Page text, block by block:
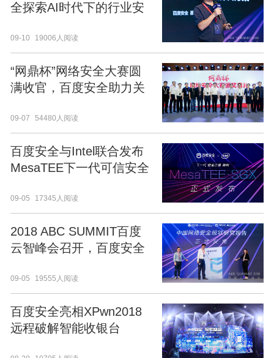
全探索AI时代下的行业安
09-10 19006人阅读
“网鼎杯”网络安全大赛圆
满收官，百度安全助力关
09-07 54480人阅读
百度安全与Intel联合发布
MesaTEE下一代可信安全
09-05 17345人阅读
2018 ABC SUMMIT百度
云智峰会召开，百度安全
态
09-05 19555人阅读
百度安全亮相XPwn2018
远程破解智能收银台